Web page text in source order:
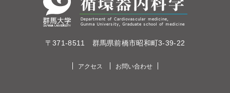
〒371-8511 群馬県前橋市昭和町3-39-22
アクセス お問い合わせ